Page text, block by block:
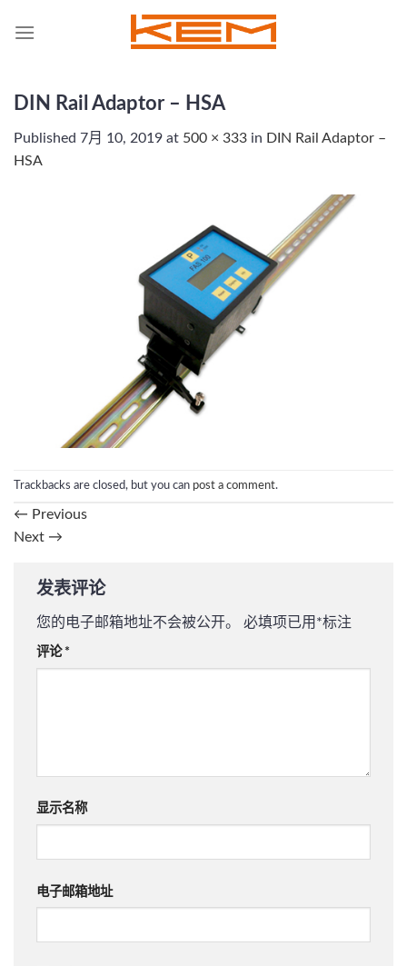
DIN Rail Adaptor – HSA
Published 7月 10, 2019 at 500 × 333 in DIN Rail Adaptor –
HSA
Trackbacks are closed, but you can post a comment.
← Previous
Next →
发表评论
您的电子邮箱地址不会被公开。 必填项已用 *标注
评论 *
显示名称
电子邮箱地址